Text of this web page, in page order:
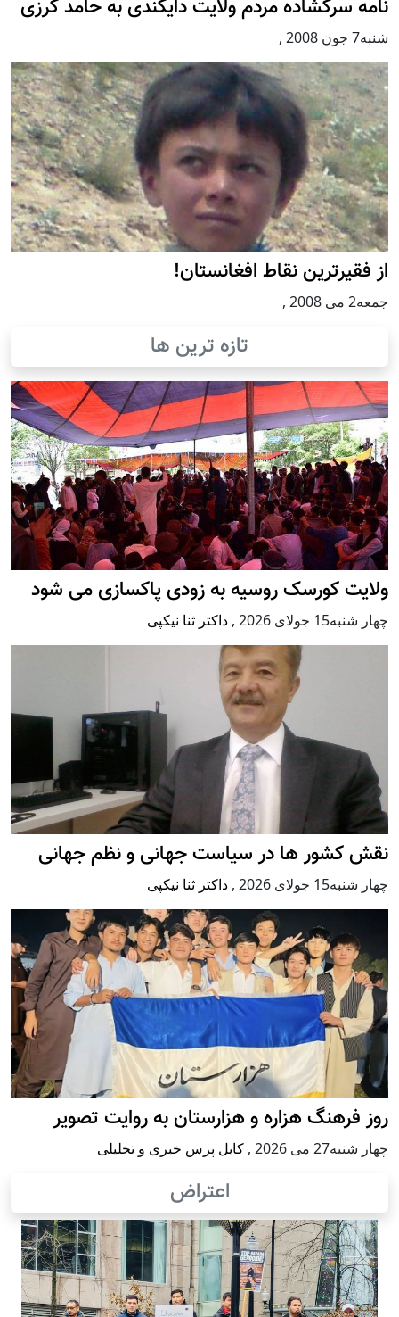
نامه سرگشاده مردم ولايت دايكندی به حامد كرزی
شنبه7 جون 2008 ,
از فقيرترين نقاط افغانستان!
جمعه2 می 2008 ,
تازه ترین ها
ولایت کورسک روسیه به زودی پاکسازی می شود
چهار شنبه15 جولای 2026 , داکتر ثنا نیکپی
نقش کشور ها در سیاست جهانی و نظم جهانی
چهار شنبه15 جولای 2026 , داکتر ثنا نیکپی
روز فرهنگ هزاره و هزارستان به روایت تصویر
چهار شنبه27 می 2026 , کابل پرس خبری و تحلیلی
اعتراض